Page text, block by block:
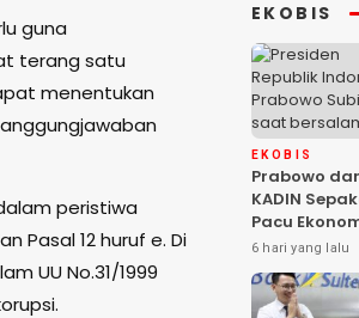
guna
terang satu
menentukan
peristiwa
Pasal 12 huruf e. Di
UU No.31/1999
EKOBIS
EKOBIS
Prabowo
KADIN
Pacu
Nasional,
Ahmad:
Siap Ambil
6 hari yang lalu